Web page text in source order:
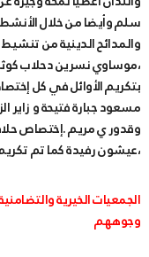
سلم وأيضا من خلال
والمدائح الدينية من
،موساوي نسرين دحلاب
بتكريم الأوائل في كل
مسعود جبارة فتيحة و زاير
وقدور ي مريم .إختصاص
،عيشون رفيدة كما تم
الجمعيات الخيرية
وجوههم